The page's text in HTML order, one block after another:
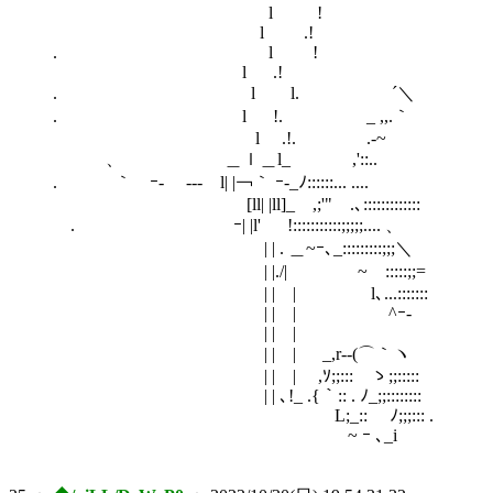
l !
l .!
. l !
l .!
. l l. ´＼
. l !. _ ,,.｀
l .!. .‐~
、 ＿ｌ＿l_ ,'::..
. ｀ ｰ- --‐ l| |￢｀ ｰ-_ﾉ::::::... ....
[ll| |ll]_ ,;'" .､:::::::::::::
. ｰ| |l' !:::::::::::;;;;;.... 、
| | . ＿~ｰ､_:::::::::;;;＼
| |./| ~ゝ:::::;;=
| | | l､...:::::::
| | | ^ｰ-
| | |
| | | _,r-‐(⌒｀ヽ
| | | ,ｿ;;::: ゝ;;:::::
| | ､!_ .{｀:: . ﾉ_;;::::::::
L;_:: ﾉ;;;::: .
~ ｰ ､_i